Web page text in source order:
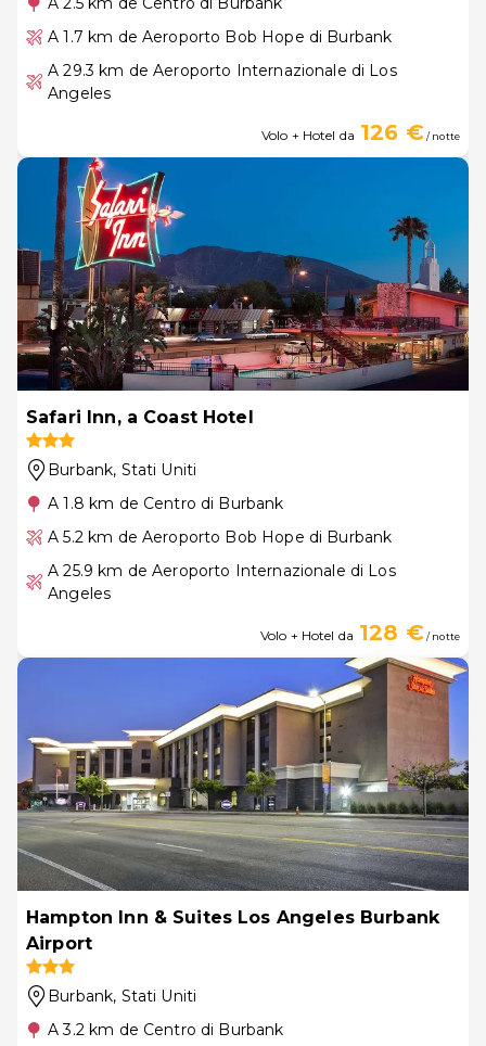
A 1.7 km de Aeroporto Bob Hope di Burbank
A 29.3 km de Aeroporto Internazionale di Los
Angeles
Volo + Hotel da 126 €/ notte
Safari Inn, a Coast Hotel
Burbank, Stati Uniti
A 1.8 km de Centro di Burbank
A 5.2 km de Aeroporto Bob Hope di Burbank
A 25.9 km de Aeroporto Internazionale di Los
Angeles
Volo + Hotel da 128 €/ notte
Hampton Inn & Suites Los Angeles Burbank
Airport
Burbank, Stati Uniti
A 3.2 km de Centro di Burbank